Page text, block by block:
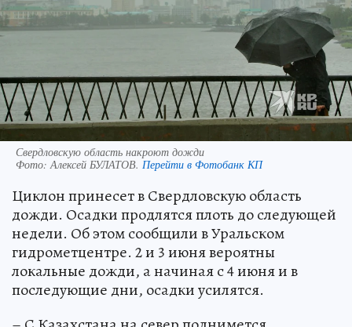
Свердловскую область накроют дожди
Фото:Алексей БУЛАТОВ. Перейти в Фотобанк КП
Циклон принесет в Свердловскую область
дожди. Осадки продлятся плоть до следующей
недели. Об этом сообщили в Уральском
гидрометцентре. 2 и 3 июня вероятны
локальные дожди, а начиная с 4 июня и в
последующие дни, осадки усилятся.